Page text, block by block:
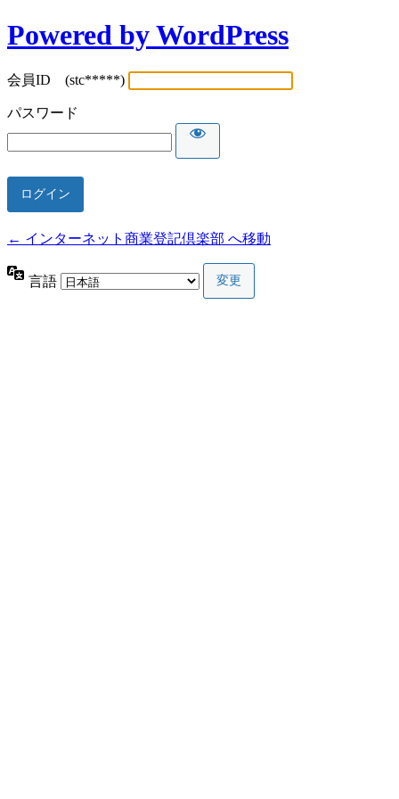
Powered by WordPress
会員ID (stc*****)
パスワード
← インターネット商業登記倶楽部 へ移動
言語